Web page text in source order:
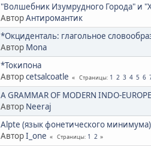
"Волшебник Изумрудного Города" и
АвторАнтиромантик
*Окциденталь: глагольное
Автор Mona
*Токипона
Авторcetsalcoatle Страницы 1 2 3 4 5 6
A GRAMMAR OF MODERN INDO-
Автор Neeraj
Alpte (язык фонетического минимума)
АвторI_one Страницы 1 2